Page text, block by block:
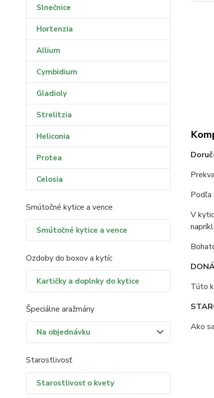
Slnečnice
Hortenzia
Allium
Cymbidium
Gladioly
Strelitzia
Heliconia
Protea
Celosia
Smútočné kytice a vence
Smútočné kytice a vence
Ozdoby do boxov a kytíc
Kartičky a doplnky do kytice
Špeciálne aražmány
Na objednávku
Starostlivosť
Starostlivosť o kvety
Podľa
V
Túto
Ako